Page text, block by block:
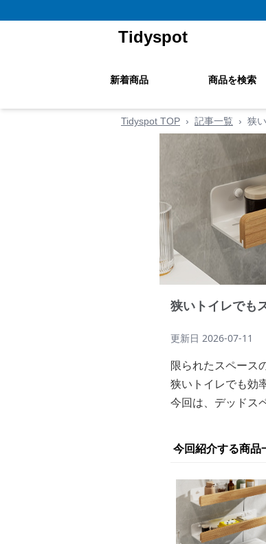
Tidyspot
新着商品 商品を検索
Tidyspot TOP › 記事一覧 › 狭
狭いトイレでも
更新日 2026-07-11
限られたスペース
狭いトイレでも効
今回は、デッドス
今回紹介する商品